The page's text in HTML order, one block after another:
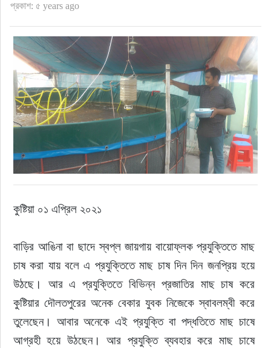
নিউইয়র্ক
ইউরোপ
জাতীয়
তারুণ্য
সময়ের প্রলাপ
প্রকাশ: ৫ years ago
কুষ্টিয়া ০১ এপ্রিল ২০২১
বাড়ির আঙিনা বা ছাদে স্বপ্ল জায়গায় বায়োফ্লক প্রযুক্তিতে মাছ
চাষ করা যায় বলে এ প্রযুক্তিতে মাছ চাষ দিন দিন জনপ্রিয় হয়ে
উঠছে। আর এ প্রযুক্তিতে বিভিন্ন প্রজাতির মাছ চাষ করে
কুষ্টিয়ার দৌলতপুরের অনেক বেকার যুবক নিজেকে স্বাবলম্বী করে
তুলেছেন। আবার অনেকে এই প্রযুক্তি বা পদ্ধতিতে মাছ চাষে
আগ্রহী হয়ে উঠছেন। আর প্রযুক্তি ব্যবহার করে মাছ চাষে